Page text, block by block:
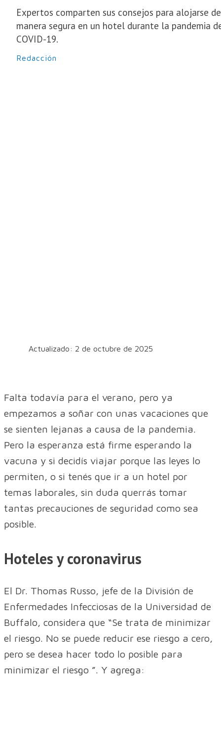
Expertos comparten sus consejos para alojarse de
manera segura en un hotel durante la pandemia
COVID-19.
Redacción
Actualizado: 2 de octubre de 2025
Falta todavía para el verano, pero ya
empezamos a soñar con unas vacaciones que
se sienten lejanas a causa de la pandemia.
Pero la esperanza está firme esperando la
vacuna y si decidís viajar porque las leyes lo
permiten, o si tenés que ir a un hotel por
temas laborales, sin duda querrás tomar
tantas precauciones de seguridad como sea
posible.
Hoteles y coronavirus
El Dr. Thomas Russo, jefe de la División de
Enfermedades Infecciosas de la Universidad de
Buffalo, considera que “Se trata de minimizar
el riesgo. No se puede reducir ese riesgo a cero,
pero se desea hacer todo lo posible para
minimizar el riesgo ”. Y agrega: